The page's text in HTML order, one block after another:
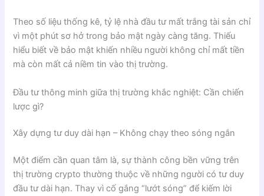
Theo số liệu thống kê, tỷ lệ nhà đầu tư mất trắng tài sản chỉ
vì một phút sơ hở trong bảo mật ngày càng tăng. Thiếu
hiểu biết về bảo mật khiến nhiều người không chỉ mất tiền
mà còn mất cả niềm tin vào thị trường.
Đầu tư thông minh giữa thị trường khắc nghiệt: Cần chiến
lược gì?
Xây dựng tư duy dài hạn – Không chạy theo sóng ngắn
Một điểm cần quan tâm là, sự thành công bền vững trên
thị trường crypto thường thuộc về những người có tư duy
đầu tư dài hạn. Thay vì cố gắng “lướt sóng” để kiếm lời